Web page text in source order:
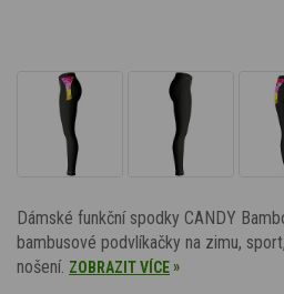
Dámské funkční spodky CANDY
bambusové podvlíkačky na zimu,
nošení. ZOBRAZIT VÍCE»